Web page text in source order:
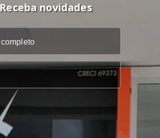
Receba novidades